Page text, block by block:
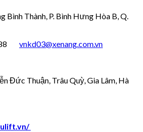
Bình Thành, P. Bình Hưng Hòa B, Q.
vnkd03@xenang.com.vn
Đức Thuận, Trâu Quỳ, Gia Lâm, Hà